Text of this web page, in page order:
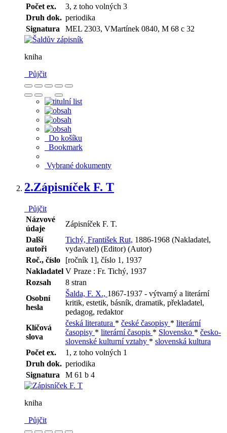
Počet ex.
3, z toho volných 3
Druh dok. periodika
Signatura
MEL 2303, VMartínek 0840, M 68 c 32
kniha
Půjčit
Do košíku
Bookmark
Vybrané dokumenty
2.Zápisníček F. T
Půjčit
Názvové
údaje
Zápisníček F. T.
Další
autoři
Tichý, František Rut, 1886-1968 (Nakladatel,
vydavatel) (Editor) (Autor)
Roč., číslo
[ročník 1], číslo 1, 1937
Nakladatel V Praze : Fr. Tichý, 1937
Rozsah
8 stran
Osobní
hesla
Šalda, F. X., 1867-1937 - výtvarný a literární
kritik, estetik, básník, dramatik, překladatel,
pedagog, redaktor
Klíčová
slova
česká literatura * české časopisy * literární
časopisy * literární časopis * Slovensko * česko-
slovenské kulturní vztahy * slovenská kultura
Počet ex.
1, z toho volných 1
Druh dok. periodika
Signatura
M 61 b 4
kniha
Půjčit